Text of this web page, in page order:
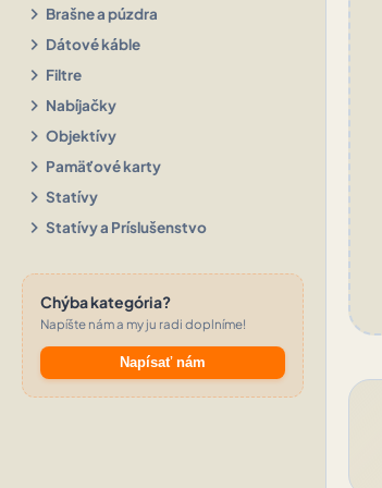
chevron_right Brašne a púzdra
chevron_right Dátové káble
chevron_right Filtre
chevron_right Nabíjačky
chevron_right Objektívy
chevron_right Pamäťové karty
chevron_right Statívy
chevron_right Statívy a Príslušenstvo
Chýba kategória?
Napíšte nám a my ju radi doplníme!
Napísať nám